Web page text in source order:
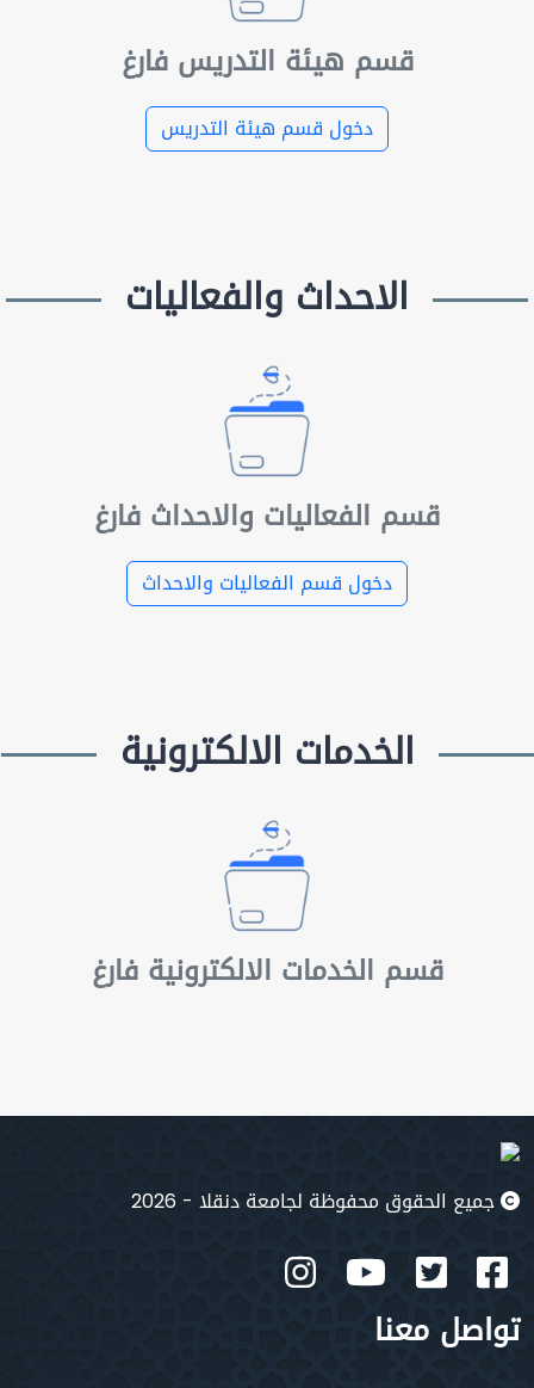
قسم هيئة التدريس فارغ
دخول قسم هيئة التدريس
الاحداث والفعاليات
قسم الفعاليات والاحداث فارغ
دخول قسم الفعاليات والاحداث
الخدمات الالكترونية
قسم الخدمات الالكترونية فارغ
جميع الحقوق محفوظة لجامعة دنقلا - 2026
تواصل معنا